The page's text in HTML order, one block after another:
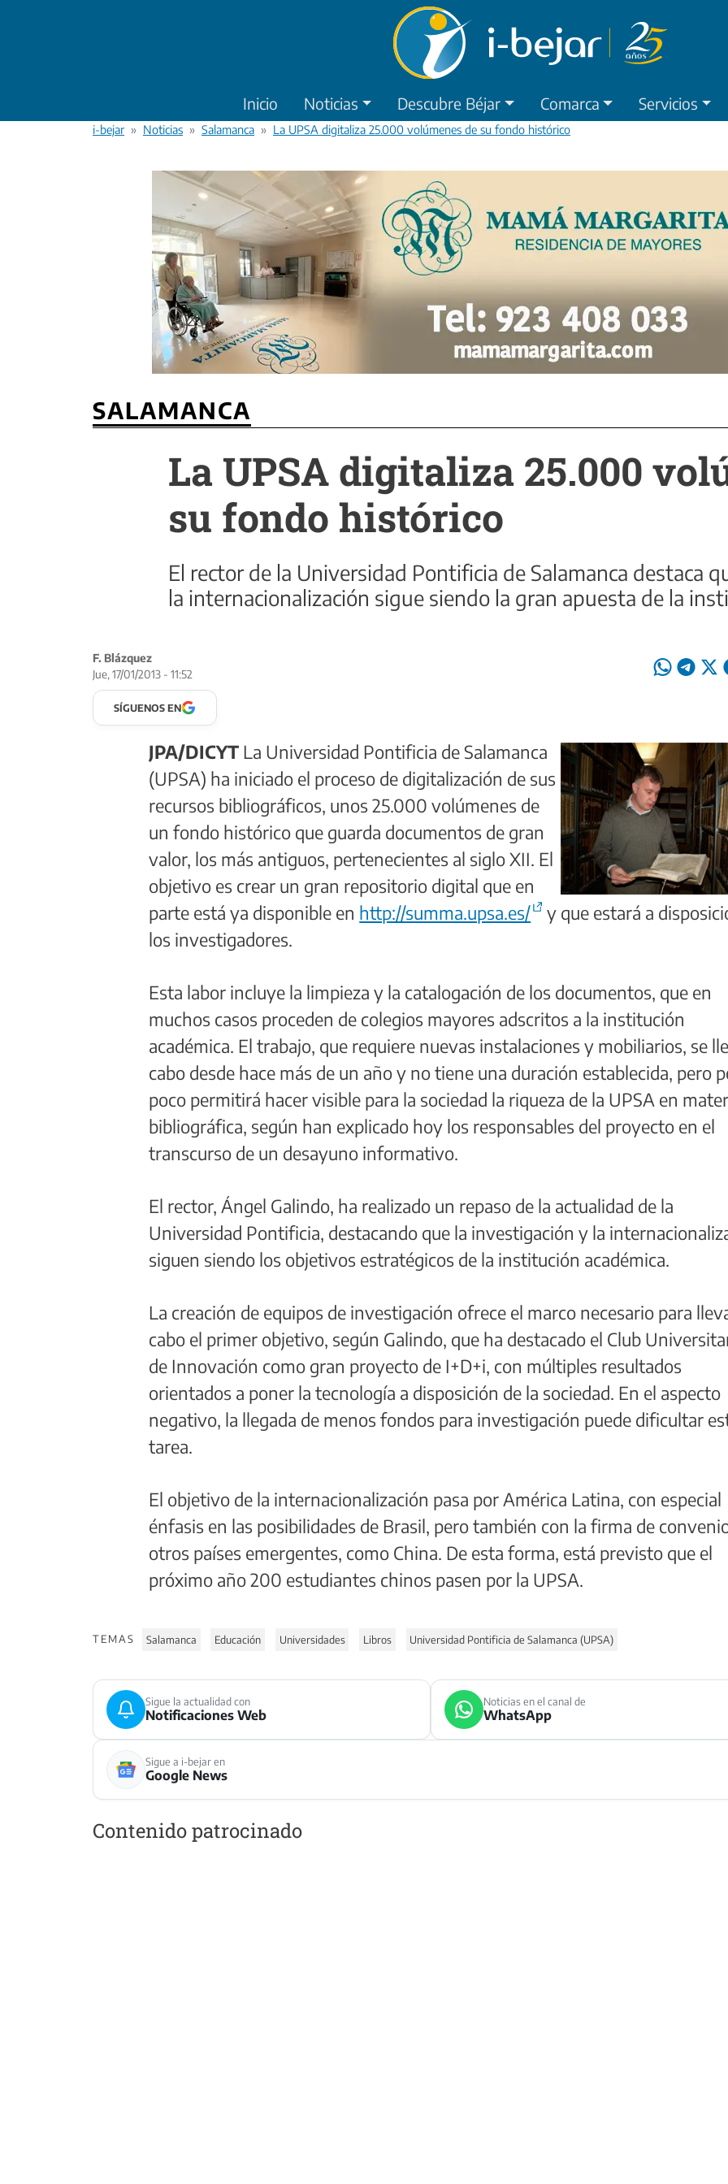
Inicio Noticias Descubre Béjar Comarca Servicios
i-bejar Noticias Salamanca La UPSA digitaliza 25.000 volúmenes de su fondo histórico
SALAMANCA
La UPSA digitaliza 25.000
su fondo histórico
El rector de la Universidad Pontificia de Salamanca destaca
la internacionalización sigue siendo la gran apuesta de la
F. Blázquez
Jue, 17/01/2013 - 11:52
SÍGUENOS EN
JPA/DICYT La Universidad Pontificia de Salamanca
(UPSA) ha iniciado el proceso de digitalización de sus
recursos bibliográficos, unos 25.000 volúmenes de
un fondo histórico que guarda documentos de gran
valor, los más antiguos, pertenecientes al siglo XII. El
objetivo es crear un gran repositorio digital que en
parte está ya disponible en http://summa.upsa.es/
y que estará a
los investigadores.
Esta labor incluye la limpieza y la catalogación de los documentos, que en
muchos casos proceden de colegios mayores adscritos a la institución
académica. El trabajo, que requiere nuevas instalaciones y mobiliarios, se
cabo desde hace más de un año y no tiene una duración establecida, pero
poco permitirá hacer visible para la sociedad la riqueza de la UPSA en
bibliográfica, según han explicado hoy los responsables del proyecto en el
transcurso de un desayuno informativo.
El rector, Ángel Galindo, ha realizado un repaso de la actualidad de la
Universidad Pontificia, destacando que la investigación y la
siguen siendo los objetivos estratégicos de la institución académica.
La creación de equipos de investigación ofrece el marco necesario para
cabo el primer objetivo, según Galindo, que ha destacado el Club
de Innovación como gran proyecto de I+D+i, con múltiples resultados
orientados a poner la tecnología a disposición de la sociedad. En el aspecto
negativo, la llegada de menos fondos para investigación puede dificultar
tarea.
El objetivo de la internacionalización pasa por América Latina, con especial
énfasis en las posibilidades de Brasil, pero también con la firma de
otros países emergentes, como China. De esta forma, está previsto que el
próximo año 200 estudiantes chinos pasen por la UPSA.
TEMAS Salamanca Educación Universidades Libros Universidad Pontificia de Salamanca (UPSA)
Sigue la actualidad con
Notificaciones Web
Noticias en el canal de
WhatsApp
Sigue a i-bejar en
Google News
Contenido patrocinado